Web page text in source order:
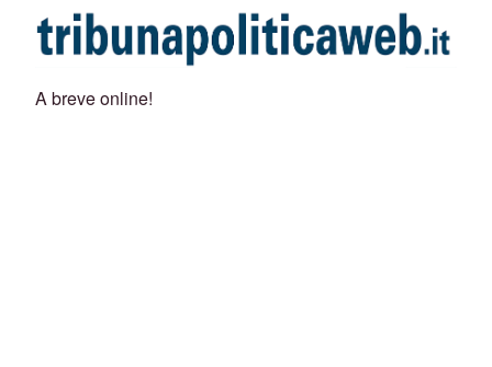
A breve online!